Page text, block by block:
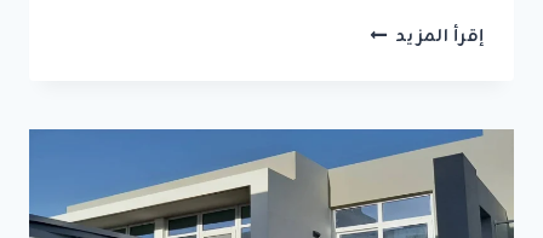
إقرأ المزيد سواتر
تصاميم
سواتر